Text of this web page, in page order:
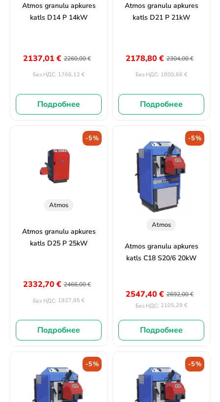
Atmos granulu apkures
katls D14 P 14kW
2260,00€
2137,01 €
Без НДС: 1766,12 €
Подробнее
Atmos granulu apkures
katls D21 P 21kW
2304,00€
2178,80 €
Без НДС: 1800,66 €
Подробнее
-5%
Atmos
Atmos granulu apkures
katls D25 P 25kW
2466,00€
2332,70 €
Без НДС: 1927,85 €
Подробнее
-5%
Atmos
Atmos granulu apkures
katls C18 S20/6 20kW
2692,00€
2547,40 €
Без НДС: 2105,29 €
Подробнее
-5% -5%